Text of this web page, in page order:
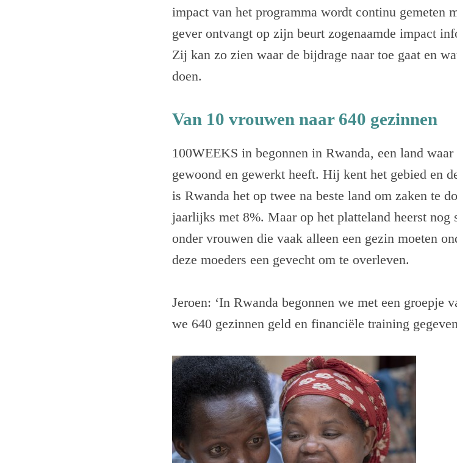
impact van het programma wordt continu gemeten
gever ontvangt op zijn beurt zogenaamde impact
Zij kan zo zien waar de bijdrage naar toe gaat en
doen.
Van 10 vrouwen naar 640 gezinnen
100WEEKS in begonnen in Rwanda, een land
gewoond en gewerkt heeft. Hij kent het gebied en
is Rwanda het op twee na beste land om zaken te
jaarlijks met 8%. Maar op het platteland heerst nog
onder vrouwen die vaak alleen een gezin moeten
deze moeders een gevecht om te overleven.
Jeroen: ‘In Rwanda begonnen we met een groepje
we 640 gezinnen geld en financiële training